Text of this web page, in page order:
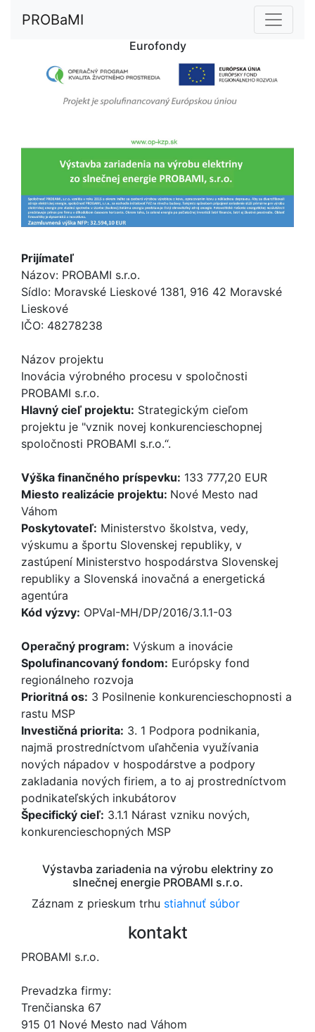
PROBaMI
Eurofondy
Prijímateľ
Názov: PROBAMI s.r.o.
Sídlo: Moravské Lieskové 1381, 916 42 Moravské
Lieskové
IČO: 48278238
Názov projektu
Inovácia výrobného procesu v spoločnosti
PROBAMI s.r.o.
Hlavný cieľ projektu: Strategickým cieľom
projektu je "vznik novej konkurencieschopnej
spoločnosti PROBAMI s.r.o.“.
Výška finančného príspevku: 133 777,20 EUR
Miesto realizácie projektu: Nové Mesto nad
Váhom
Poskytovateľ: Ministerstvo školstva, vedy,
výskumu a športu Slovenskej republiky, v
zastúpení Ministerstvo hospodárstva Slovenskej
republiky a Slovenská inovačná a energetická
agentúra
Kód výzvy: OPVaI-MH/DP/2016/3.1.1-03
Operačný program: Výskum a inovácie
Spolufinancovaný fondom: Európsky fond
regionálneho rozvoja
Prioritná os: 3 Posilnenie konkurencieschopnosti a
rastu MSP
Investičná priorita: 3. 1 Podpora podnikania,
najmä prostredníctvom uľahčenia využívania
nových nápadov v hospodárstve a podpory
zakladania nových firiem, a to aj prostredníctvom
podnikateľských inkubátorov
Špecifický cieľ: 3.1.1 Nárast vzniku nových,
konkurencieschopných MSP
Výstavba zariadenia na výrobu elektriny zo
slnečnej energie PROBAMI s.r.o.
Záznam z prieskum trhu stiahnuť súbor
kontakt
PROBAMI s.r.o.
Prevadzka firmy:
Trenčianska 67
915 01 Nové Mesto nad Váhom